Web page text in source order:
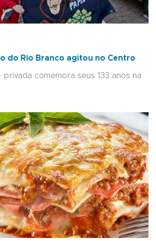
do Rio Branco agitou no Centro
comemora seus 133 anos na